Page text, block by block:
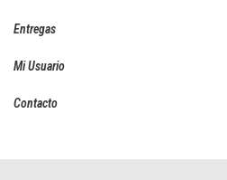
Entregas
Mi Usuario
Contacto